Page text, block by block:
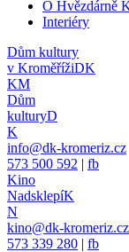
O Hvězdárně
Interiéry
Dům kultury
v KroměřížiDK
KM
Dům
kulturyD
K
info@dk-kromeriz.cz
573 500 592 | fb
Kino
NadsklepíK
N
kino@dk-kromeriz.cz
573 339 280 | fb